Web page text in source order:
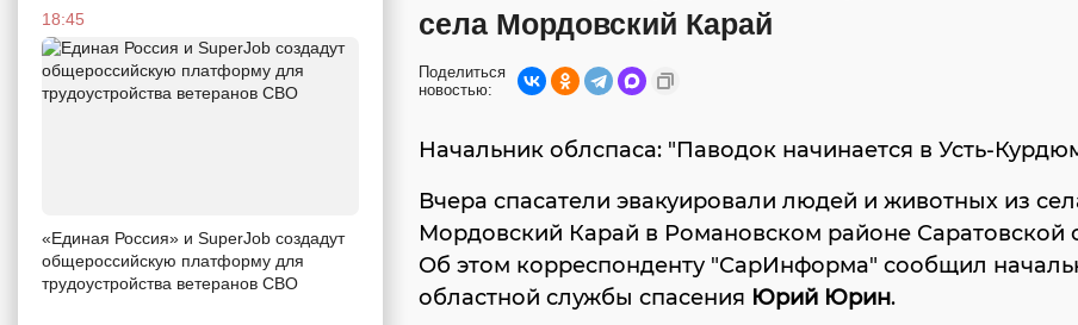
18:45
«Единая Россия» и SuperJob создадут
общероссийскую платформу для
трудоустройства ветеранов СВО
села Мордовский Карай
Поделиться
новостью:
Начальник облспаса: "Паводок начинается в Усть-
Вчера спасатели эвакуировали людей и животных из
Мордовский Карай в Романовском районе Саратовской
Об этом корреспонденту "СарИнформа" сообщил
областной службы спасения Юрий Юрин.